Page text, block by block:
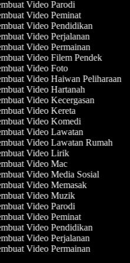
Video Parodi
Video Peminat
Video Pendidikan
Video Perjalanan
Video Permainan
Video Filem Pendek
Video Foto
Video Haiwan Peliharaan
Video Hartanah
Video Kecergasan
Video Kereta
Video Komedi
Video Lawatan
Video Lawatan Rumah
Video Lirik
Video Mac
Video Media Sosial
Video Memasak
Video Muzik
Video Parodi
Video Peminat
Video Pendidikan
Video Perjalanan
Video Permainan